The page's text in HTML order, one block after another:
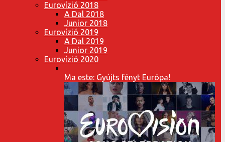
Eurovízió 2018
A Dal 2018
Junior 2018
Eurovízió 2019
A Dal 2019
Junior 2019
Eurovízió 2020
Ma este: Gyújts fényt Európa!